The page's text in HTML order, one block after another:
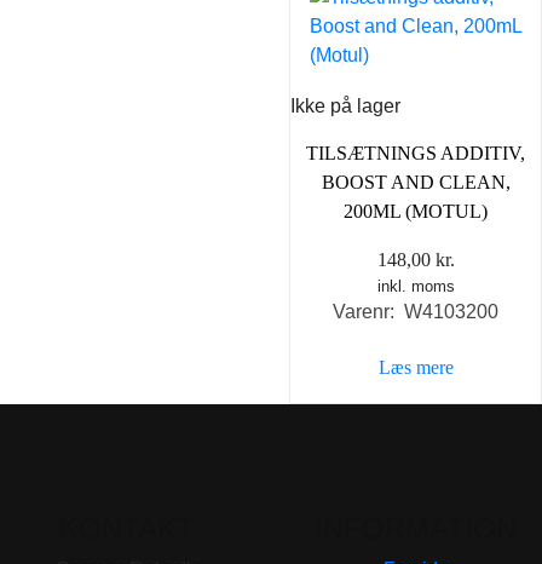
Ikke på lager
TILSÆTNINGS ADDITIV,
BOOST AND CLEAN,
200ML (MOTUL)
148,00 kr.
inkl. moms
Varenr: W4103200
Læs mere